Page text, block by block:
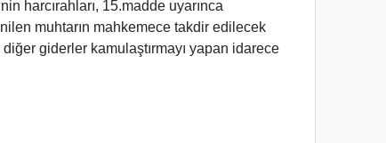
harcırahları, 15.madde uyarınca
muhtarın mahkemece takdir edilecek
giderler kamulaştırmayı yapan idarece